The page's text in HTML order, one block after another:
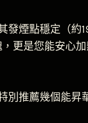
煙點穩定（約
更是您能安心加
別推薦幾個能昇